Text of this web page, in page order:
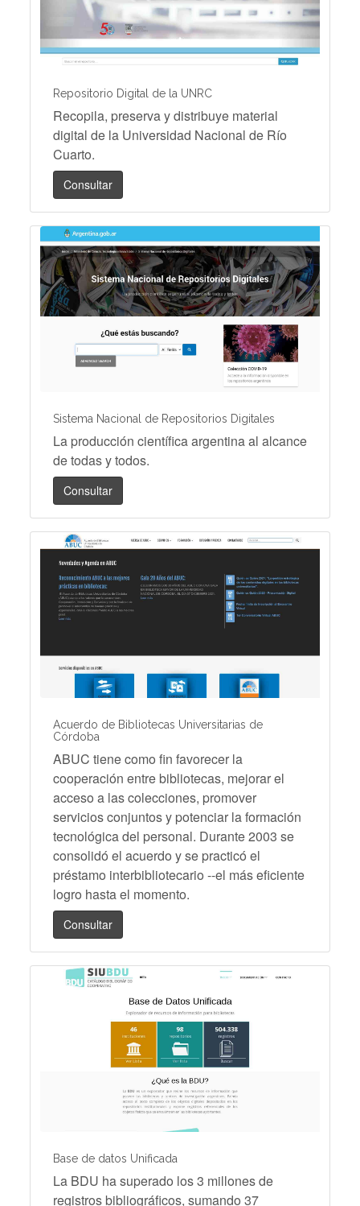
Repositorio Digital de la UNRC
Recopila, preserva y distribuye material
digital de la Universidad Nacional de Río
Cuarto.
Consultar
Sistema Nacional de Repositorios Digitales
La producción científica argentina al alcance
de todas y todos.
Consultar
Acuerdo de Bibliotecas Universitarias de
Córdoba
ABUC tiene como fin favorecer la
cooperación entre bibliotecas, mejorar el
acceso a las colecciones, promover
servicios conjuntos y potenciar la formación
tecnológica del personal. Durante 2003 se
consolidó el acuerdo y se practicó el
préstamo interbibliotecario --el más eficiente
logro hasta el momento.
Consultar
Base de datos Unificada
La BDU ha superado los 3 millones de
registros bibliográficos, sumando 37